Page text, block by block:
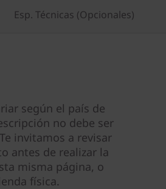
Esp. Técnicas (Opcionales)
según el país de
no debe ser
invitamos a revisar
antes de realizar la
misma página, o
física.